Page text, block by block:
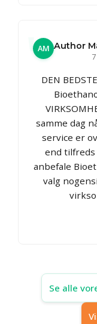
AM Author
DEN
samme dag
service er
end
anbefale
valg
Se alle